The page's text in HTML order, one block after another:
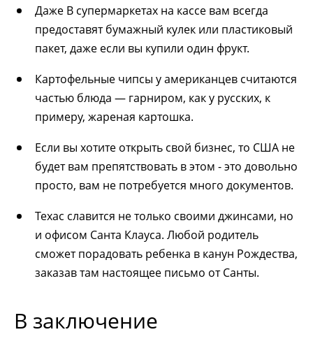
Даже В супермаркетах на кассе вам всегда
предоставят бумажный кулек или пластиковый
пакет, даже если вы купили один фрукт.
Картофельные чипсы у американцев считаются
частью блюда — гарниром, как у русских, к
примеру, жареная картошка.
Если вы хотите открыть свой бизнес, то США не
будет вам препятствовать в этом - это довольно
просто, вам не потребуется много документов.
Техас славится не только своими джинсами, но
и офисом Санта Клауса. Любой родитель
сможет порадовать ребенка в канун Рождества,
заказав там настоящее письмо от Санты.
В заключение